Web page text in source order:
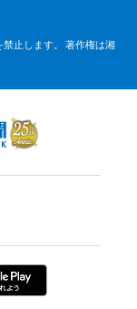
止します。 著作権は湘